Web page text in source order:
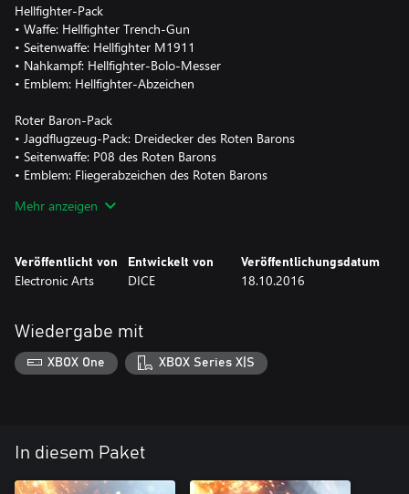
Hellfighter-Pack
• Waffe: Hellfighter Trench-Gun
• Seitenwaffe: Hellfighter M1911
• Nahkampf: Hellfighter-Bolo-Messer
• Emblem: Hellfighter-Abzeichen
Roter Baron-Pack
• Jagdflugzeug-Pack: Dreidecker des Roten Barons
• Seitenwaffe: P08 des Roten Barons
• Emblem: Fliegerabzeichen des Roten Barons
Lawrence von Arabien-Pack
• Nahkampf: Jambia-Messer
• Emblem: Emblem von Lawrence von Arabien
• Getarnter Frontzug
• Nachtangriff-Luftschiff
• Getarntes Schlachtschiff
1 and the Battlefield 1 logo are trademarks of Electronic Arts Inc.
Mehr anzeigen
Veröffentlicht von
Electronic Arts
Entwickelt von
DICE
Veröffentlichungsdatum
18.10.2016
Wiedergabe mit
XBOX One XBOX Series X|S
In diesem Paket